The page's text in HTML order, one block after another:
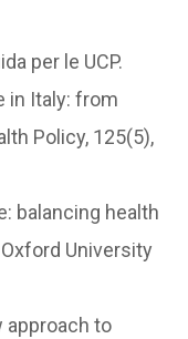
per le UCP.
in Italy: from
Policy, 125(5),
balancing health
University
approach to